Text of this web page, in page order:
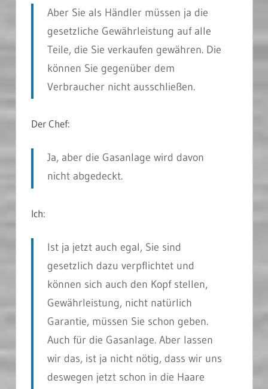
Aber Sie als Händler müssen ja die
gesetzliche Gewährleistung auf alle
Teile, die Sie verkaufen gewähren. Die
können Sie gegenüber dem
Verbraucher nicht ausschließen.
Der Chef:
Ja, aber die Gasanlage wird davon
nicht abgedeckt.
Ich:
Ist ja jetzt auch egal, Sie sind
gesetzlich dazu verpflichtet und
können sich auch den Kopf stellen,
Gewährleistung, nicht natürlich
Garantie, müssen Sie schon geben.
Auch für die Gasanlage. Aber lassen
wir das, ist ja nicht nötig, dass wir uns
deswegen jetzt schon in die Haare